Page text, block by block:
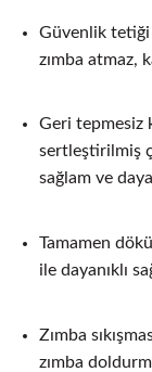
Güvenlik tetiği
zımba atmaz,
Geri tepmesiz
sertleştirilmiş
sağlam ve
Tamamen
ile dayanıklı
Zımba
zımba